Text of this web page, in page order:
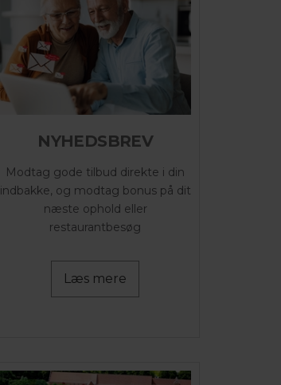
NYHEDSBREV
Modtag gode tilbud direkte i din
indbakke, og modtag bonus på dit
næste ophold eller
restaurantbesøg
Læs mere